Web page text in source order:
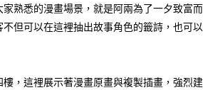
熟悉的漫畫場景，就是阿兩為了一夕致富而
但可以在這裡抽出故事角色的籤詩，也可以
，這裡展示著漫畫原畫與複製插畫，強烈建